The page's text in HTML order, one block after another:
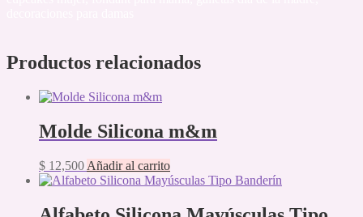
Productos relacionados
Molde Silicona m&m
$ 12,500 Añadir al carrito